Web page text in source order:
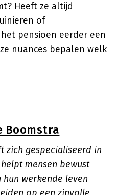
Heeft ze altijd
of
pensioen eerder een
nuances bepalen welk
Boomstra
zich gespecialiseerd in
mensen bewust
hun werkende leven